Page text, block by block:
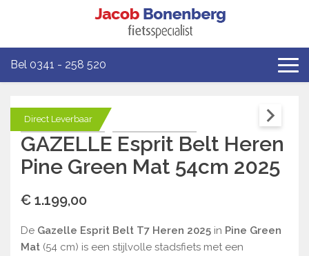
Bel 0341 - 258 520
GAZELLE Esprit Belt Heren
Pine Green Mat 54cm 2025
€ 1.199,00
De Gazelle Esprit Belt T7 Heren 2025 in Pine Green
Mat (54 cm) is een stijlvolle stadsfiets met een
Direct Leverbaar